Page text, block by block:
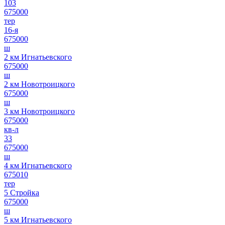
103
675000
тер
16-я
675000
ш
2 км Игнатьевского
675000
ш
2 км Новотроицкого
675000
ш
3 км Новотроицкого
675000
кв-л
33
675000
ш
4 км Игнатьевского
675010
тер
5 Стройка
675000
ш
5 км Игнатьевского